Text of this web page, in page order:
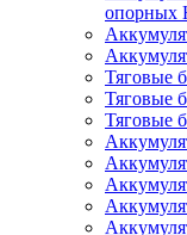
опорных
Тяговые
Тяговые
Тяговые